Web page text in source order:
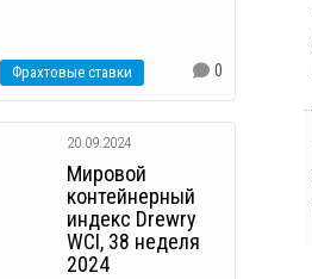
Фрахтовые ставки 0
20.09.2024
Мировой
контейнерный
индекс Drewry
WCI, 38 неделя
2024